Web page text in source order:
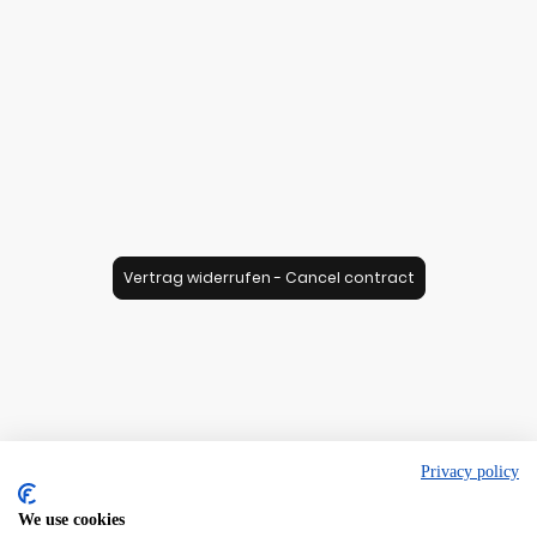
Vertrag widerrufen - Cancel contract
Privacy policy
We use cookies